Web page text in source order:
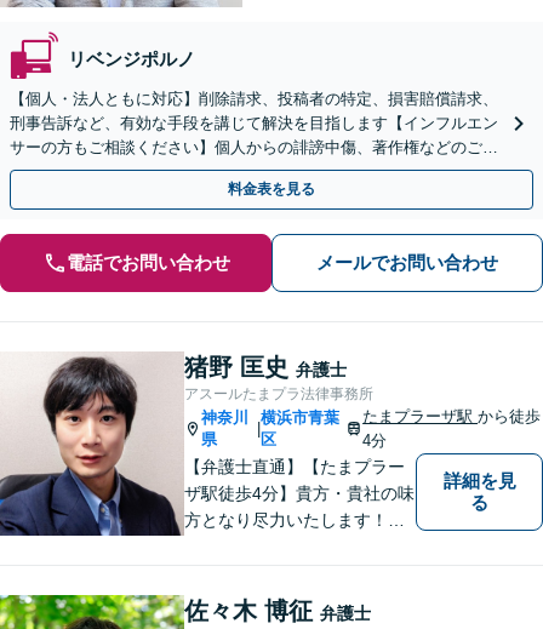
リベンジポルノ
【個人・法人ともに対応】削除請求、投稿者の特定、損害賠償請求、
刑事告訴など、有効な手段を講じて解決を目指します【インフルエン
サーの方もご相談ください】個人からの誹謗中傷、著作権などのご相
談もお任せください【土日祝日面談可】
料金表を見る
電話でお問い合わせ メールでお問い合わせ
猪野 匡史 弁護士
アスールたまプラ法律事務所
神奈川
県
|
横浜市青葉
区
たまプラーザ駅から徒歩
4分
【弁護士直通】【たまプラー
ザ駅徒歩4分】貴方・貴社の味
方となり尽力いたします！当
すのでまずはお気軽にご相談
ください。
詳細を見
る
佐々木 博征 弁護士